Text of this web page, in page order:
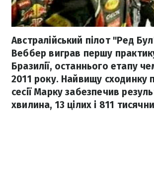
Австралійський пілот "Ред
Веббер виграв першу
Бразилії, останнього етапу
2011 року. Найвищу сходинку
сесії Марку забезпечив
хвилина, 13 цілих і 811